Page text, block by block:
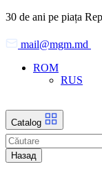
Skip
the
content
30 de ani pe piața
mail@mgm.md
ROM
RUS
Catalog
Назад